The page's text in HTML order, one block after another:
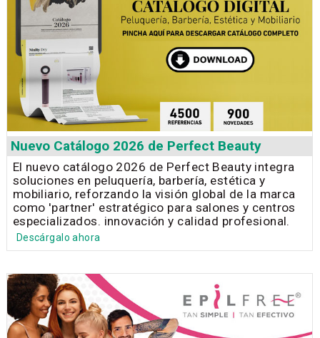
Nuevo Catálogo 2026 de Perfect Beauty
El nuevo catálogo 2026 de Perfect Beauty integra
soluciones en peluquería, barbería, estética y
mobiliario, reforzando la visión global de la marca
como 'partner' estratégico para salones y centros
especializados. innovación y calidad profesional.
Descárgalo ahora